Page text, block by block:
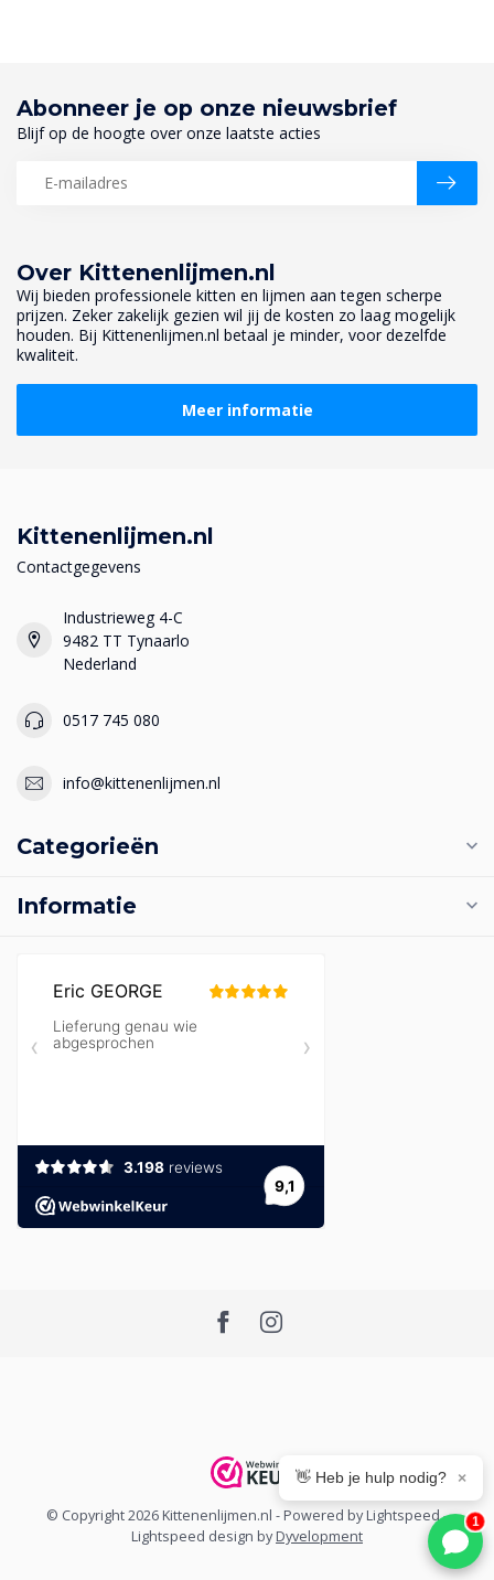
Over Kittenenlijmen.nl
Wij bieden professionele kitten en lijmen aan tegen scherpe
prijzen. Zeker zakelijk gezien wil jij de kosten zo laag mogelijk
houden. Bij Kittenenlijmen.nl betaal je minder, voor dezelfde
kwaliteit.
Meer informatie
Abonneer je op onze nieuwsbrief
Blijf op de hoogte over onze laatste acties
Kittenenlijmen.nl
Contactgegevens
Industrieweg 4-C
9482 TT Tynaarlo
Nederland
0517 745 080
info@kittenenlijmen.nl
Categorieën
Informatie
© Copyright 2026 Kittenenlijmen.nl - Powered byLightspeed-
Lightspeed design by Dyvelopment
👋 Heb je hulp nodig? ×
1